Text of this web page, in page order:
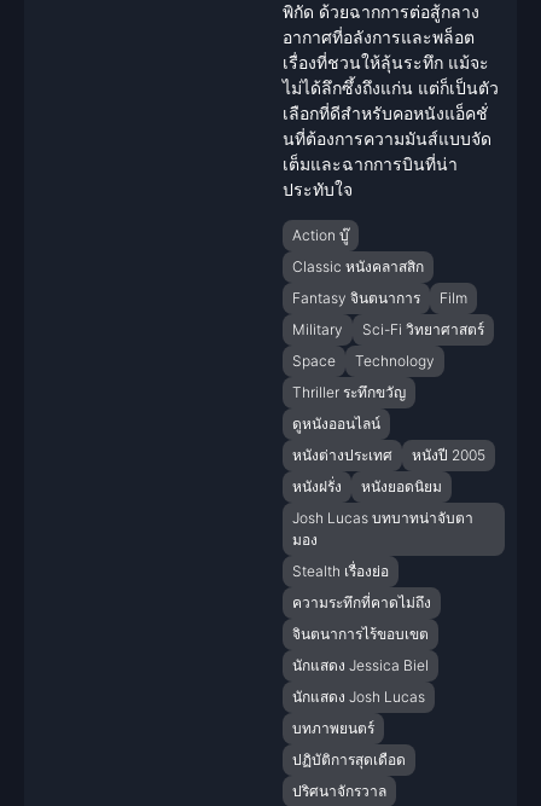
พิกัด ด้วยฉากการต่อสู้กลาง
อากาศที่อลังการและพล็อต
เรื่องที่ชวนให้ลุ้นระทึก แม้จะ
ไม่ได้ลึกซึ้งถึงแก่น แต่ก็เป็นตัว
เลือกที่ดีสำหรับคอหนังแอ็คชั่
นที่ต้องการความมันส์แบบจัด
เต็มและฉากการบินที่น่า
ประทับใจ
Action บู๊
Classic หนังคลาสสิก
Fantasy จินตนาการ
Film
Military
Sci-Fi วิทยาศาสตร์
Space
Technology
Thriller ระทึกขวัญ
ดูหนังออนไลน์
หนังต่างประเทศ
หนังปี 2005
หนังฝรั่ง
หนังยอดนิยม
Josh Lucas บทบาทน่าจับตา
มอง
Stealth เรื่องย่อ
ความระทึกที่คาดไม่ถึง
จินตนาการไร้ขอบเขต
นักแสดง Jessica Biel
นักแสดง Josh Lucas
บทภาพยนตร์
ปฏิบัติการสุดเดือด
ปริศนาจักรวาล